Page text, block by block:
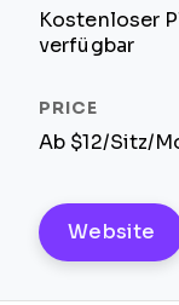
Kostenloser
verfügbar
Ab $12/Sitz/
Website